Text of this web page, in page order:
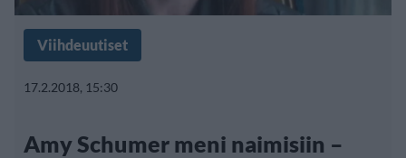
Viihdeuutiset
17.2.2018, 15:30
Amy Schumer meni naimisiin –